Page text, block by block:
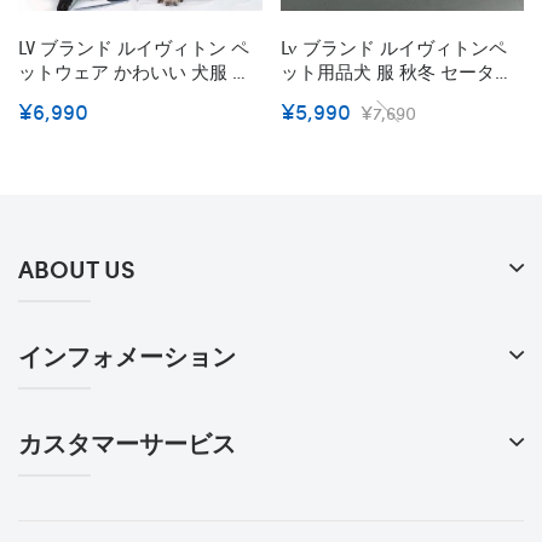
LV ブランド ルイヴィトン ペ
ットウェア かわいい 犬服 冬
わふわ 小型犬 中型犬 フード
¥6,990
Lv ブランド ルイヴィトンペ
ット用品犬 服 秋冬 セーター
猫服 ドッグウェア 高品質 ニ
ットセーター 暖かい 可愛い
¥5,990 ¥7,690
ABOUT US
インフォメーション
カスタマーサービス